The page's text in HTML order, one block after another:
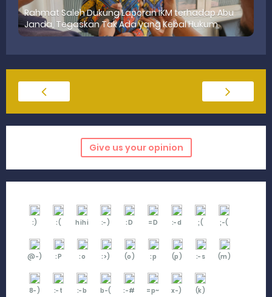
‎Rahmat Saleh Dukung Laporan IKM terhadap Abu
Janda, Tegaskan Tak Ada yang Kebal Hukum
Give us your opinion
:) :( hihi :-) :D =D :-d ;( ;-(
@-) :P :o :>) (o) :p (p) :-s (m)
8-) :-t :-b b-( :-# =p~ x-) (k)